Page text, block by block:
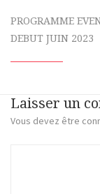
PROGRAMME
DEBUT JUIN 2023
Laisser un
Vous devez être